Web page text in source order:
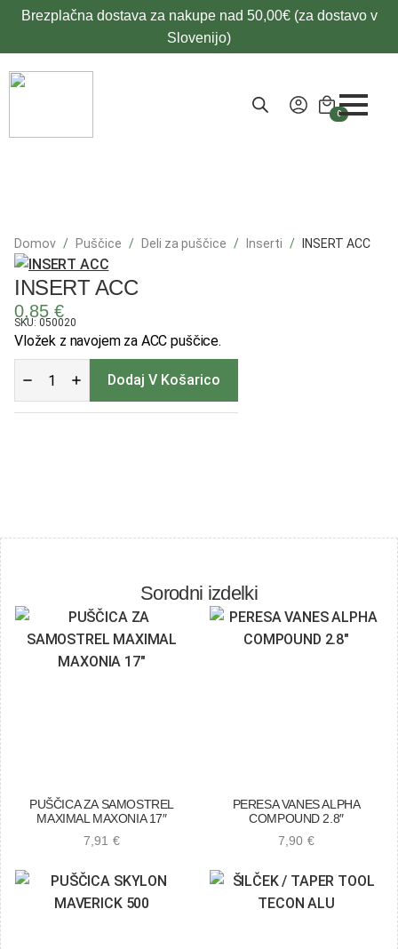
Brezplačna dostava za nakupe nad 50,00€ (za dostavo v
Slovenijo)
0
Domov Puščice Deli za puščice Inserti INSERT ACC
INSERT ACC
0,85 €
SKU: 050020
Vložek z navojem za ACC puščice.
INSERT
ACC
količina
Dodaj V Košarico
Sorodni izdelki
PUŠČICA ZA SAMOSTREL
MAXIMAL MAXONIA 17″
7,91€
PERESA VANES ALPHA
COMPOUND 2.8″
7,90€